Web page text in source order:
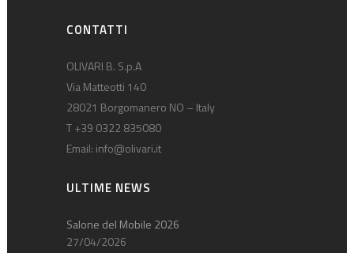
CONTATTI
OLIVARI B. S.p.A
Via Matteotti 140
28021 Borgomanero NO – Italy
T +39 0322 835080
Email: info@olivari.it
ULTIME NEWS
Salone del Mobile 2026
27/04/2026